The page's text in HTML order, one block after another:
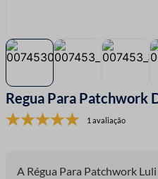
Regua Para Patchwork
1 avaliação
A Régua Para Patchwork